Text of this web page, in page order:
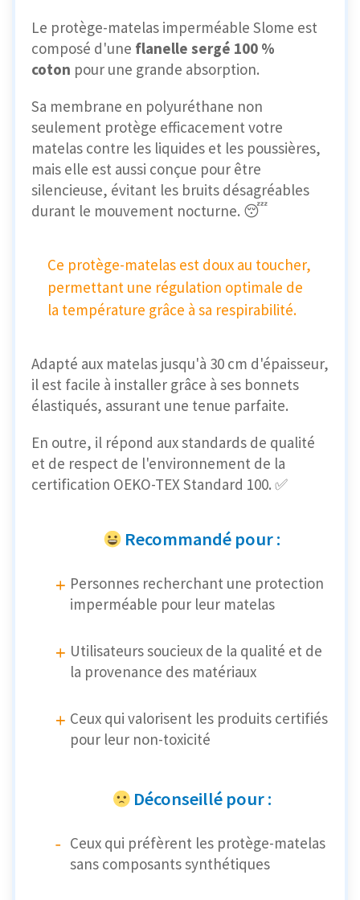
Le protège-matelas imperméable Slome est
composé d'une flanelle sergé 100 %
coton pour une grande absorption.
Sa membrane en polyuréthane non
seulement protège efficacement votre
matelas contre les liquides et les poussières,
mais elle est aussi conçue pour être
silencieuse, évitant les bruits désagréables
durant le mouvement nocturne. 😴
Ce protège-matelas est doux au toucher,
permettant une régulation optimale de
la température grâce à sa respirabilité.
Adapté aux matelas jusqu'à 30 cm d'épaisseur,
il est facile à installer grâce à ses bonnets
élastiqués, assurant une tenue parfaite.
En outre, il répond aux standards de qualité
et de respect de l'environnement de la
certification OEKO-TEX Standard 100. ✅
Recommandé pour :
Personnes recherchant une protection
imperméable pour leur matelas
Utilisateurs soucieux de la qualité et de
la provenance des matériaux
Ceux qui valorisent les produits certifiés
pour leur non-toxicité
Déconseillé pour :
Ceux qui préfèrent les protège-matelas
sans composants synthétiques